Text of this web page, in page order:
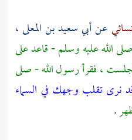
عنأبي سعيد بن المعلى،
الله عليه وسلم - قاعد على
، فقرأ رسول الله - صلى
نرى تقلب وجهك في السماء
.